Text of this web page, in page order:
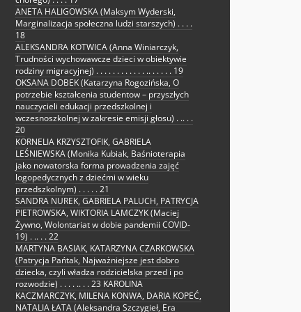
ANETA HALIGOWSKA (Maksym Wyderski,
Marginalizacja społeczna ludzi starszych) . . . .
18
ALEKSANDRA KOTWICA (Anna Winiarczyk,
Trudności wychowawcze dzieci w obiektywie
rodziny migracyjnej) . . . . . . . . . . . . .. . . . . . 19
OKSANA DOBEK (Katarzyna Rogozińska, O
potrzebie kształcenia studentow – przyszłych
nauczycieli edukacji przedszkolnej i
wczesnoszkolnej w zakresie emisji głosu) . .. . .
20
KORNELIA KRZYSZTOFIK, GABRIELA
LEŚNIEWSKA (Monika Kubiak, Baśnioterapia
jako nowatorska forma prowadzenia zajęć
logopedycznych z dziećmi w wieku
przedszkolnym) . . . . . 21
SANDRA NUREK, GABRIELA PALUCH, PATRYCJA
PIETROWSKA, WIKTORIA LAMCZYK (Maciej
Żywno, Wolontariat w dobie pandemii COVID-
19) . .. . . 22
MARTYNA BASIAK, KATARZYNA CZARKOWSKA
(Patrycja Pańtak, Najważniejsze jest dobro
dziecka, czyli władza rodzicielska przed i po
rozwodzie) . . . . .. . . 23 KAROLINA
KACZMARCZYK, MILENA KONWA, DARIA KOPEĆ,
NATALIA ŁATA (Aleksandra Szczygieł, Era